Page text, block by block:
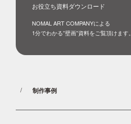
お問い合わせ
お役立ち資料ダウンロード
NOMAL ART COMPANYによる
1分でわかる”壁画”資料をご覧頂けます。
制作事例